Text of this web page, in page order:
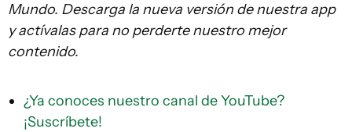
Mundo. Descarga la nueva versión de nuestra app
y actívalas para no perderte nuestro mejor
contenido.
¿Ya conoces nuestro canal de YouTube?
¡Suscríbete!